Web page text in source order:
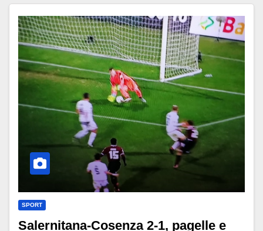
SPORT
Salernitana-Cosenza 2-1, pagelle e